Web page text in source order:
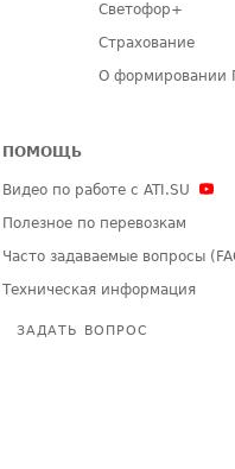
Светофор+
Страхование
О формировании
ПОМОЩЬ
Видео по работе с ATI.SU
Полезное по перевозкам
Часто задаваемые вопросы
Техническая информация
ЗАДАТЬ ВОПРОС